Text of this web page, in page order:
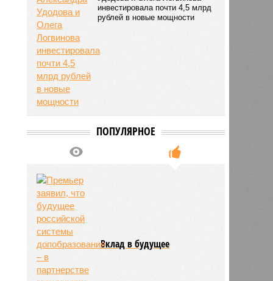
инвестировала почти 4,5 млрд
рублей в новые мощности
ПОПУЛЯРНОЕ
Вклад в будущее